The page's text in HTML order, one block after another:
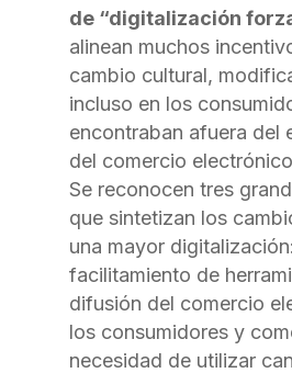
de “digitalización
alinean muchos
cambio cultural,
incluso en los
encontraban afuera del
del comercio
Se reconocen tres
que sintetizan los
una mayor
facilitamiento de
difusión del comercio
los consumidores y
necesidad de utilizar